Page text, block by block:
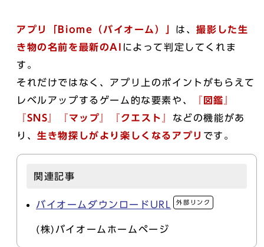
アプリ「Biome（バイオーム）」 は、撮影した生
き物の名前を最新のAI
によって判定してくれま
す。
それだけではなく、アプリ上のポイントがもらえて
レベルアップするゲーム的な要素や、
『図鑑』
『SNS』『マップ』『クエスト』 などの機能があ
り、生き物探しがより楽しくなるアプリ です。
関連記事
バイオームダウンロードURL 外部リンク
(株)バイオームホームページ